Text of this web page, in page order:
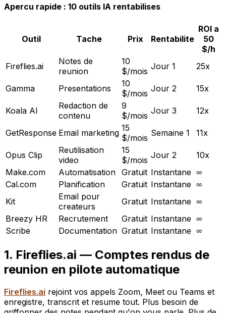
Apercu rapide : 10 outils IA rentabilises
Outil Tache Prix Rentabilite
ROI a
50
$/h
Fireflies.ai
Notes de
reunion
10
$/mois Jour 1 25x
Gamma Presentations
10
$/mois Jour 2 15x
Koala AI
Redaction de
contenu
9
$/mois Jour 3 12x
GetResponse Email marketing 15
$/mois Semaine 1 11x
Opus Clip
Reutilisation
video
15
$/mois Jour 2
10x
Make.com
Automatisation Gratuit Instantane ∞
Cal.com
Planification Gratuit Instantane ∞
Kit
Email pour
createurs
Gratuit Instantane ∞
Breezy HR
Recrutement Gratuit Instantane ∞
Scribe
Documentation Gratuit Instantane ∞
1. Fireflies.ai — Comptes rendus de
reunion en pilote automatique
Fireflies.ai rejoint vos appels Zoom, Meet ou Teams et
enregistre, transcrit et resume tout. Plus besoin de